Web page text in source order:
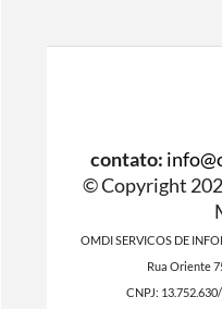
contato:
© Copyright
OMDI SERVICOS DE
Rua Oriente
CNPJ: